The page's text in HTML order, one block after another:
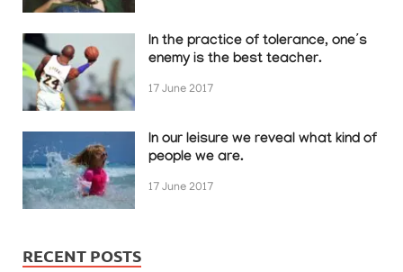
In the practice of tolerance, one’s
enemy is the best teacher.
17 June 2017
In our leisure we reveal what kind of
people we are.
17 June 2017
RECENT POSTS